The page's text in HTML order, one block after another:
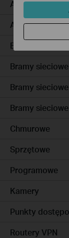
Access Pro
Access
Bramy
Bramy
Bramy
Bramy
Chmurowe
Sprzętowe
Programowe
Kamery
Punkty
Routery VPN